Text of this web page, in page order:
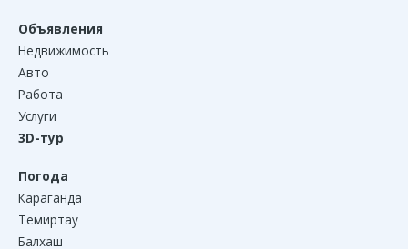
Объявления
Недвижимость
Авто
Работа
Услуги
3D-тур
Погода
Караганда
Темиртау
Балхаш